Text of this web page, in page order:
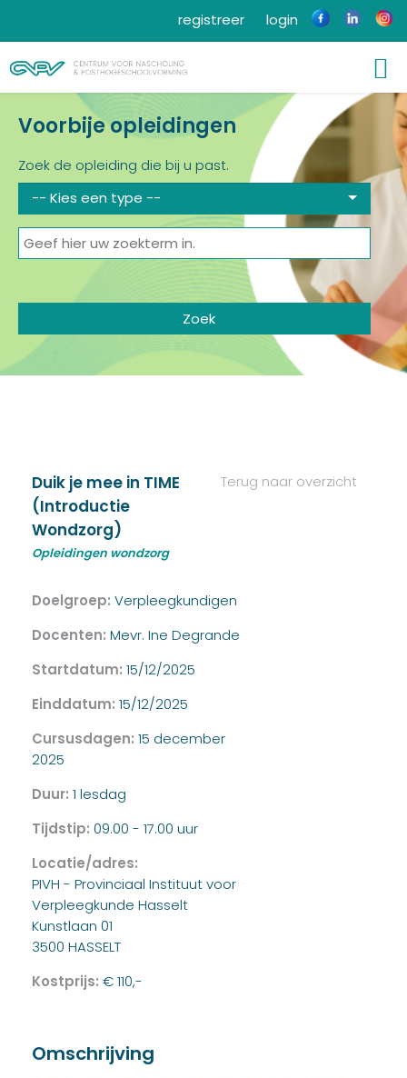
login
registreer
Voorbije opleidingen
Zoek de opleiding die bij u past.
-- Kies een type --
Terug naar overzicht
Duik je mee in TIME
(Introductie
Wondzorg)
Opleidingen wondzorg
Doelgroep: Verpleegkundigen
Docenten: Mevr. Ine Degrande
Startdatum: 15/12/2025
Einddatum: 15/12/2025
Cursusdagen: 15 december
2025
Duur: 1 lesdag
Tijdstip: 09.00 - 17.00 uur
Locatie/adres:
PIVH - Provinciaal Instituut voor
Verpleegkunde Hasselt
Kunstlaan 01
3500 HASSELT
Kostprijs: € 110,-
Omschrijving